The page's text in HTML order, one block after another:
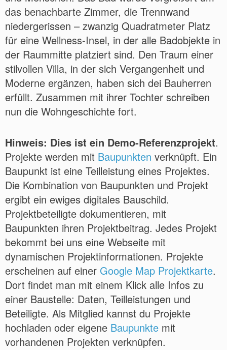
das benachbarte Zimmer, die Trennwand
niedergerissen – zwanzig Quadratmeter Platz
für eine Wellness-Insel, in der alle Badobjekte in
der Raummitte platziert sind. Den Traum einer
stilvollen Villa, in der sich Vergangenheit und
Moderne ergänzen, haben sich dei Bauherren
erfüllt. Zusammen mit ihrer Tochter schreiben
nun die Wohngeschichte fort.
Hinweis: Dies ist ein Demo-Referenzprojekt.
Projekte werden mit Baupunkten verknüpft. Ein
Baupunkt ist eine Teilleistung eines Projektes.
Die Kombination von Baupunkten und Projekt
ergibt ein ewiges digitales Bauschild.
Projektbeteiligte dokumentieren, mit
Baupunkten ihren Projektbeitrag. Jedes Projekt
bekommt bei uns eine Webseite mit
dynamischen Projektinformationen. Projekte
erscheinen auf einer Google Map Projektkarte.
Dort findet man mit einem Klick alle Infos zu
einer Baustelle: Daten, Teilleistungen und
Beteiligte. Als Mitglied kannst du Projekte
hochladen oder eigene Baupunkte mit
vorhandenen Projekten verknüpfen.